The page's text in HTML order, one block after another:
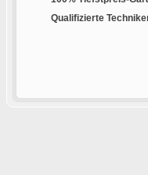
Qualifizierte